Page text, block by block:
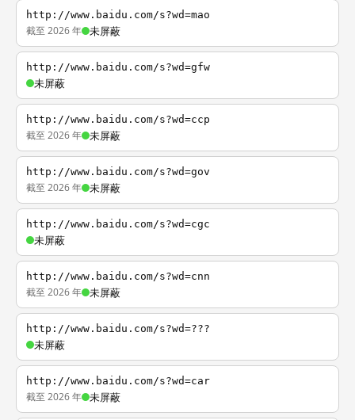
http://www.baidu.com/s?wd=mao
截至 2026 年 未屏蔽
http://www.baidu.com/s?wd=gfw
未屏蔽
http://www.baidu.com/s?wd=ccp
截至 2026 年 未屏蔽
http://www.baidu.com/s?wd=gov
截至 2026 年 未屏蔽
http://www.baidu.com/s?wd=cgc
未屏蔽
http://www.baidu.com/s?wd=cnn
截至 2026 年 未屏蔽
http://www.baidu.com/s?wd=???
未屏蔽
http://www.baidu.com/s?wd=car
截至 2026 年 未屏蔽